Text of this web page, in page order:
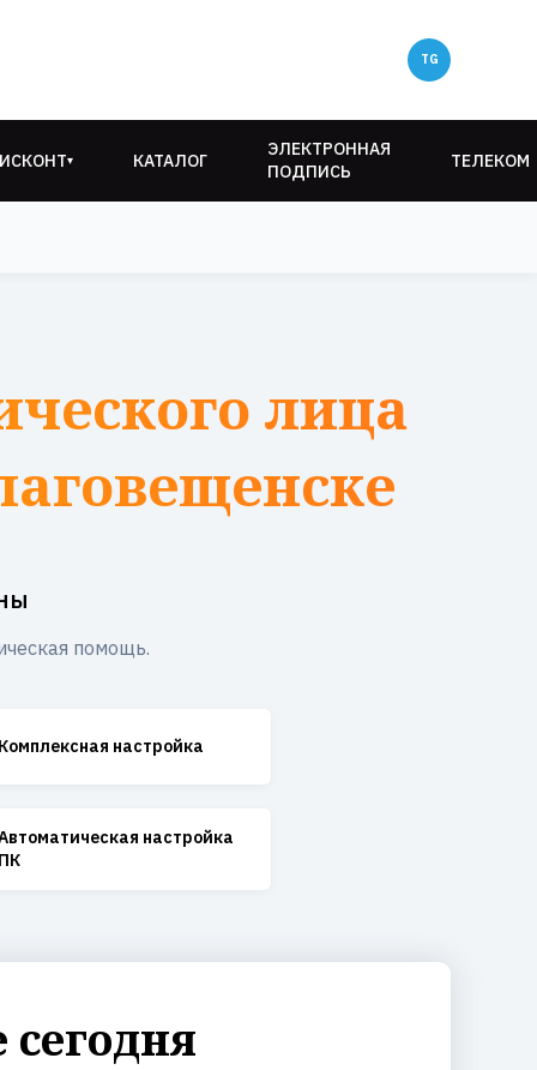
▾ КАТАЛОГ
ЭЛЕКТРОННАЯ
ПОДПИСЬ
ТЕЛЕКОМ
лица
помощь.
настройка
настройка